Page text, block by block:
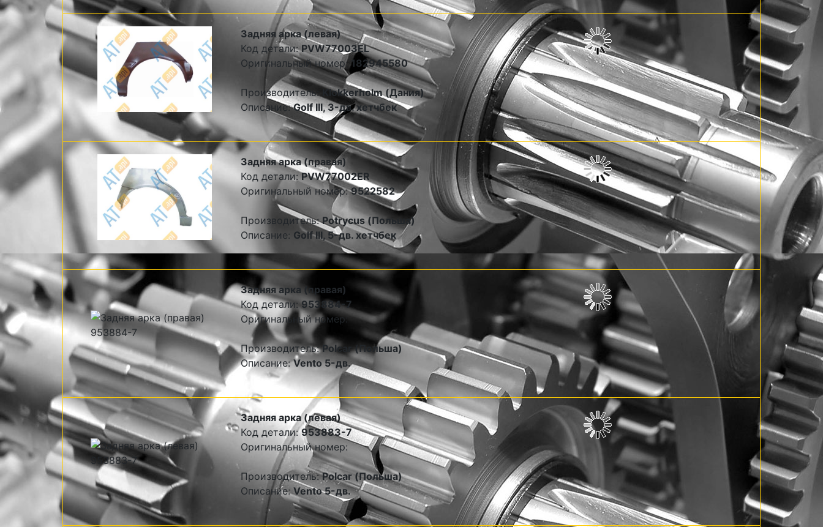
Задняя арка (левая)
Код детали:PVW77003EL
Оригинальный номер:182945580
Производитель: Klokkerholm (Дания)
Описание:Golf III, 3-дв. хетчбек
Задняя арка (правая)
Код детали:PVW77002ER
Оригинальный номер:9522582
Производитель:Potrycus (Польша)
Описание: Golf III, 5-дв. хетчбек
Задняя арка (правая)
Код детали:953884-7
Оригинальный номер:
Производитель:Polcar (Польша)
Описание:Vento 5-дв.
Задняя арка (левая)
Код детали:953883-7
Оригинальный номер:
Производитель:Polcar (Польша)
Описание:Vento 5-дв.